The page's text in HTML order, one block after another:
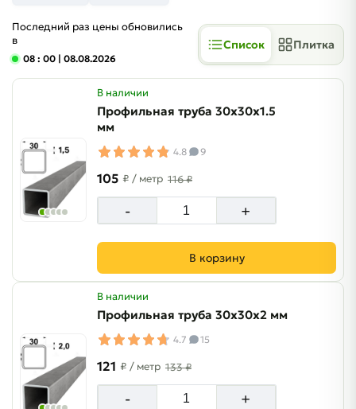
Последний раз цены обновились
в
08 : 00 | 08.08.2026
Список Плитка
В наличии
Профильная труба 30х30х1.5
мм
4.8 9
105 ₽ / метр 116 ₽
- +
В корзину
В наличии
Профильная труба 30х30х2 мм
4.7 15
121 ₽ / метр 133 ₽
- +